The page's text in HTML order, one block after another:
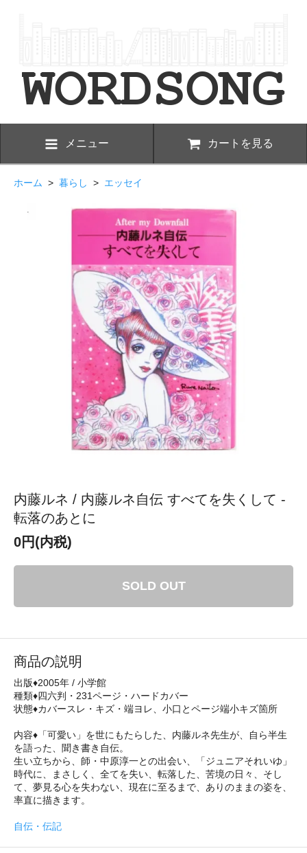
メニュー カートを見る
ホーム > 暮らし > エッセイ
内藤ルネ / 内藤ルネ自伝 すべてを失くして -
転落のあとに
0円(内税)
SOLD OUT
商品の説明
出版♦2005年 / 小学館
種類♦四六判・231ページ・ハードカバー
状態♦カバースレ・キズ・端ヨレ、小口とページ端小キズ箇所
内容♦「可愛い」を世にもたらした、内藤ルネ先生が、自ら半生
を語った、聞き書き自伝。
生い立ちから、師・中原淳一との出会い、「ジュニアそれいゆ」
時代に、まさしく、全てを失い、転落した、苦境の日々、そし
て、夢見る心を失わない、現在に至るまで、ありのままの姿を、
率直に描きます。
自伝・伝記